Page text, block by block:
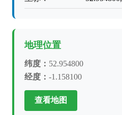
地理位置
纬度： 52.954800
经度： -1.158100
查看地图